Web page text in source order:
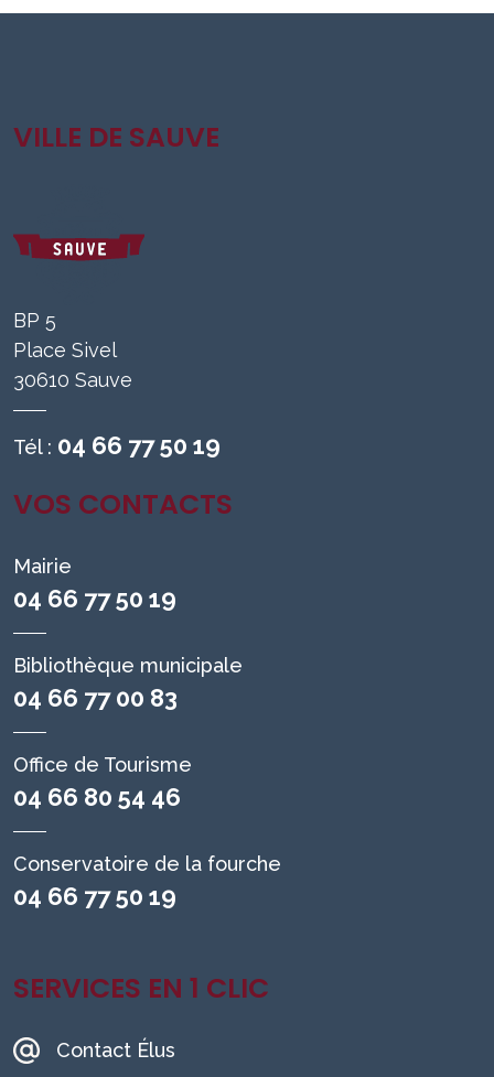
VILLE DE SAUVE
BP 5
Place Sivel
30610 Sauve
Tél : 04 66 77 50 19
VOS CONTACTS
Mairie
04 66 77 50 19
Bibliothèque municipale
04 66 77 00 83
Office de Tourisme
04 66 80 54 46
Conservatoire de la fourche
04 66 77 50 19
SERVICES EN 1 CLIC
Contact Élus